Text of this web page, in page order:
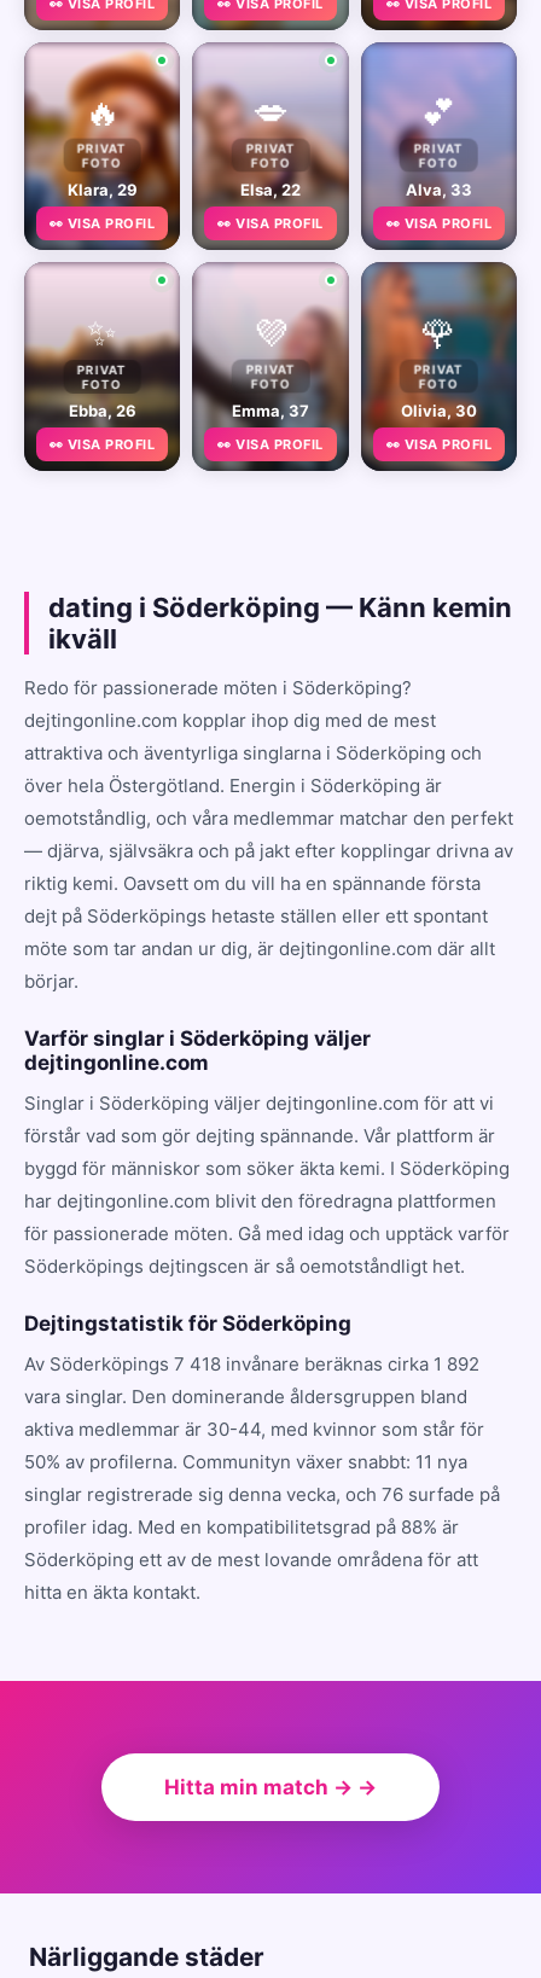
👀 VISA PROFIL 👀 VISA PROFIL 👀 VISA PROFIL
🔥
PRIVAT
FOTO
Klara, 29
👀 VISA PROFIL
💋
PRIVAT
FOTO
Elsa, 22
👀 VISA PROFIL
💕
PRIVAT
FOTO
Alva, 33
👀 VISA PROFIL
✨
PRIVAT
FOTO
Ebba, 26
👀 VISA PROFIL
💜
PRIVAT
FOTO
Emma, 37
👀 VISA PROFIL
🌹
PRIVAT
FOTO
Olivia, 30
👀 VISA PROFIL
dating i Söderköping — Känn kemin
ikväll
Redo för passionerade möten i Söderköping?
dejtingonline.com kopplar ihop dig med de mest
attraktiva och äventyrliga singlarna i Söderköping och
över hela Östergötland. Energin i Söderköping är
oemotståndlig, och våra medlemmar matchar den perfekt
— djärva, självsäkra och på jakt efter kopplingar drivna av
riktig kemi. Oavsett om du vill ha en spännande första
dejt på Söderköpings hetaste ställen eller ett spontant
möte som tar andan ur dig, är dejtingonline.com där allt
börjar.
Varför singlar i Söderköping väljer
dejtingonline.com
Singlar i Söderköping väljer dejtingonline.com för att vi
förstår vad som gör dejting spännande. Vår plattform är
byggd för människor som söker äkta kemi. I Söderköping
har dejtingonline.com blivit den föredragna plattformen
för passionerade möten. Gå med idag och upptäck varför
Söderköpings dejtingscen är så oemotståndligt het.
Dejtingstatistik för Söderköping
Av Söderköpings 7 418 invånare beräknas cirka 1 892
vara singlar. Den dominerande åldersgruppen bland
aktiva medlemmar är 30-44, med kvinnor som står för
50% av profilerna. Communityn växer snabbt: 11 nya
singlar registrerade sig denna vecka, och 76 surfade på
profiler idag. Med en kompatibilitetsgrad på 88% är
Söderköping ett av de mest lovande områdena för att
hitta en äkta kontakt.
Hitta min match → →
Närliggande städer